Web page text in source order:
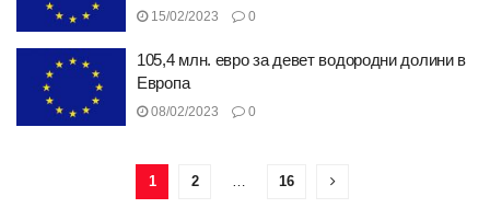
15/02/2023 0
105,4 млн. евро за девет водородни долини в
Европа
08/02/2023 0
1 2 … 16